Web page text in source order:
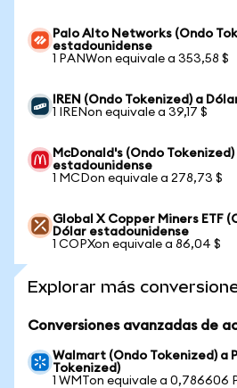
Palo Alto Networks (Ondo
estadounidense
1 PANWon equivale a 353,58 $
IREN (Ondo Tokenized) a
1 IRENon equivale a 39,17 $
McDonald's (Ondo
estadounidense
1 MCDon equivale a 278,73 $
Global X Copper Miners ETF
Dólar estadounidense
1 COPXon equivale a 86,04 $
Explorar más
Conversiones avanzadas de
Walmart (Ondo Tokenized) a
Tokenized)
1 WMTon equivale a 0,786606